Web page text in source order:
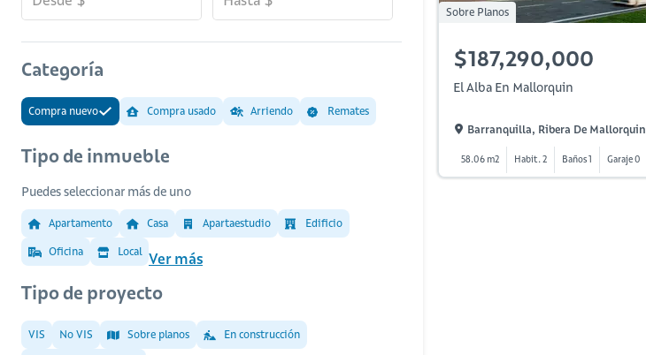
Categoría
Compra nuevo Compra usado Arriendo Remates
Tipo de inmueble
Puedes seleccionar más de uno
Apartamento Casa Apartaestudio Edificio
Oficina Local Ver más
Tipo de proyecto
VIS No VIS Sobre planos En construcción
Sobre Planos
$187,290,000
El Alba En Mallorquin
Barranquilla, Ribera De Mallorquin
58.06 m2 Habit. 2 Baños 1 Garaje 0